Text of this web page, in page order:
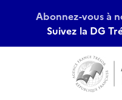
Abonnez-vous à
Suivez la DG